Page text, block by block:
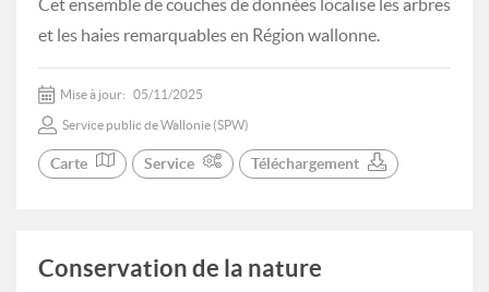
Cet ensemble de couches de données localise les arbres
et les haies remarquables en Région wallonne.
Mise à jour: 05/11/2025
Service public de Wallonie (SPW)
Carte Service Téléchargement
Conservation de la nature